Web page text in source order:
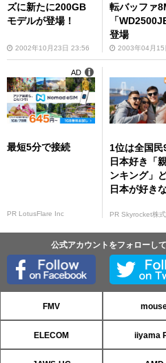
ズに新たに200GB
モデルが登場！
2002年10月23日 23:56
転バッファ
「
登場
2003年04月15
最短5分で接続
PR LotusFlare Inc
AD
1位は全国民
日本好き「
ンキング」
日本が好き
PR Skyrocket株
公式アカウントをフォローし
FMV
ELECOM iiyama